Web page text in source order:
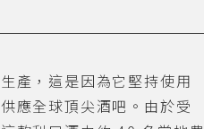
產，這是因為它堅持使用
應全球頂尖酒吧。由於受